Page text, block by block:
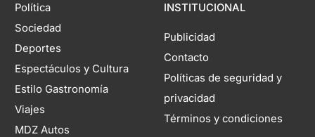
Política
Sociedad
Deportes
Espectáculos y Cultura
Estilo Gastronomía
Viajes
MDZ Autos
INSTITUCIONAL
Publicidad
Contacto
Políticas de seguridad y
privacidad
Términos y condiciones